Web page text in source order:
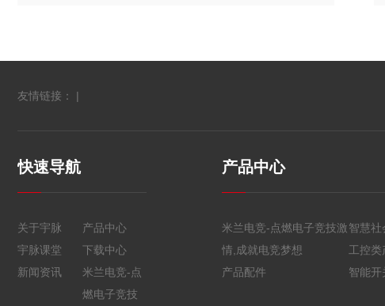
友情链接： |
快速导航
关于宇脉
产品中心
宇脉课堂
下载中心
新闻资讯
米兰电竞-点
燃电子竞技
产品中心
米兰电竞-点燃电子竞技激
情,成就电竞梦想
智慧社
工控类
产品配件
智能开